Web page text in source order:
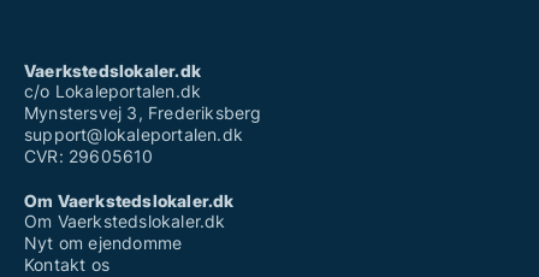
Vaerkstedslokaler.dk
c/o Lokaleportalen.dk
Mynstersvej 3, Frederiksberg
support@lokaleportalen.dk
CVR: 29605610
Om Vaerkstedslokaler.dk
Om Vaerkstedslokaler.dk
Nyt om ejendomme
Kontakt os